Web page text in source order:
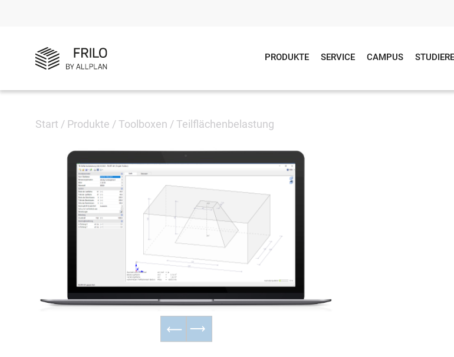
PRODUKTE SERVICE CAMPUS
Start / Produkte /Toolboxen /Teilflächenbelastung